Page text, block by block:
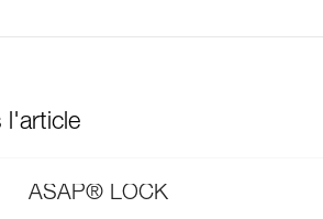
l'article
ASAP® LOCK